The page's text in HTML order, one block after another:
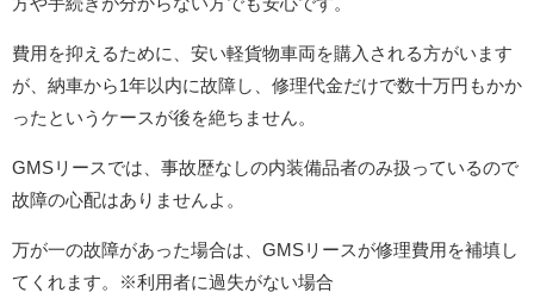
費用を抑えるために、安い軽貨物車両を購入される方がいます
が、納車から1年以内に故障し、修理代金だけで数十万円もかか
ったというケースが後を絶ちません。
GMSリースでは、事故歴なしの内装備品者のみ扱っているので
故障の心配はありませんよ。
万が一の故障があった場合は、GMSリースが修理費用を補填し
てくれます。※利用者に過失がない場合